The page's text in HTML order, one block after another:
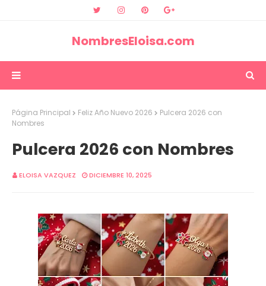
NombresEloisa.com
Página Principal Feliz Año Nuevo 2026
Pulcera 2026 con
Nombres
Pulcera 2026 con Nombres
ELOISA VAZQUEZ DICIEMBRE 10, 2025